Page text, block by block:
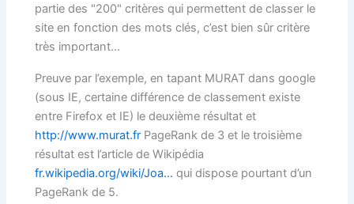
partie des "200" critères qui permettent de classer le
site en fonction des mots clés, c’est bien sûr critère
très important…
Preuve par l’exemple, en tapant MURAT dans google
(sous IE, certaine différence de classement existe
entre Firefox et IE) le deuxième résultat et
http://www.murat.fr PageRank de 3 et le troisième
résultat est l’article de Wikipédia
fr.wikipedia.org/wiki/Joa… qui dispose pourtant d’un
PageRank de 5.